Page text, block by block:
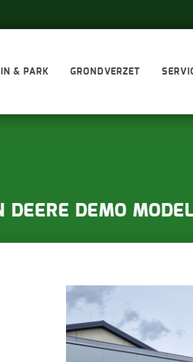
& PARK GRONDVERZET
DEERE DEMO